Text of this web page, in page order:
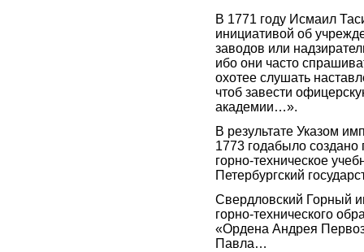
В 1771 году Исмаил
инициативой об
заводов или
ибо они часто
охотее слушать
чтоб завести
академии…».
В результате Указом
1773 годабыло
горно-техническое
Петербургский
Свердловский Горный
горно-технического
«Ордена Андрея
Павла…